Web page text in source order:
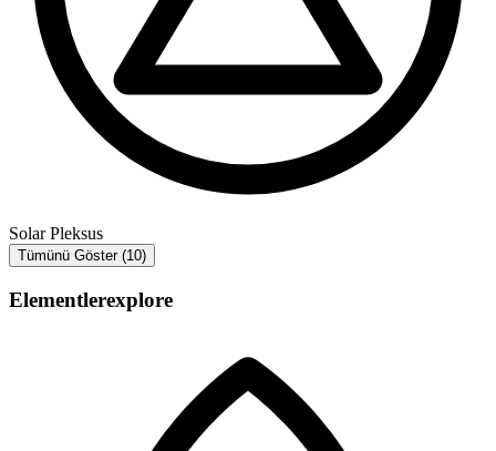
Solar Pleksus
Tümünü Göster (10)
Elementlerexplore